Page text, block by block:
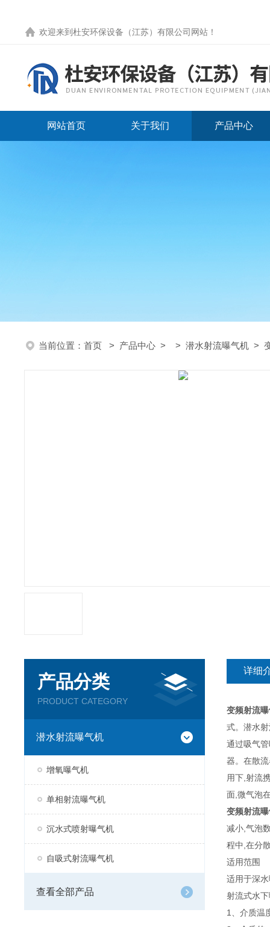
欢迎来到 杜安环保设备（江苏）有限公司网站 ！
网站首页 关于我们 产品中心
当前位置： 首页 > 产品中心 > > 潜水射流曝气机 >
产品分类
PRODUCT CATEGORY
潜水射流曝气机
增氧曝气机
单相射流曝气机
沉水式喷射曝气机
自吸式射流曝气机
查看全部产品
详细
变频射流
式。潜水
通过吸气
器。在散
用下,射流
面,微气泡
变频射流
减小,气泡
程中,在分
适用范围
适用于深
射流式水
1、介质温